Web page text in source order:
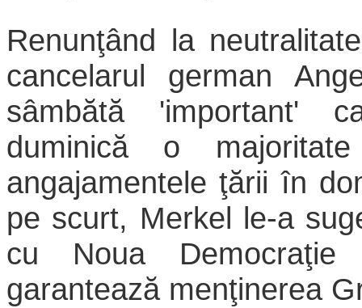
Renunţând la
cancelarul german
sâmbătă 'important'
duminică o
angajamentele ţării în
pe scurt, Merkel le-a
cu Noua
garantează menţinerea